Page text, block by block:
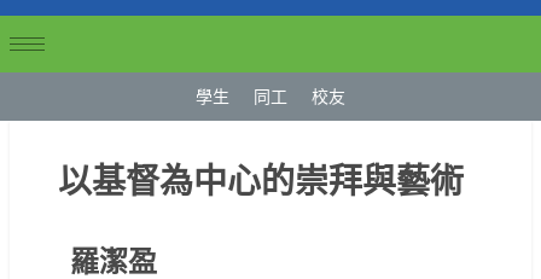
學生 同工 校友
以基督為中心的崇拜與藝術
羅潔盈